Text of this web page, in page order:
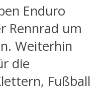
Enduro
Rennrad um
Weiterhin
die
Fußball